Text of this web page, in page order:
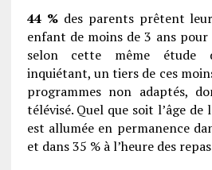
44 %des parents prêtent
enfant de moins de 3 ans pour
selon cette même étude
inquiétant, un tiers de ces
programmes non adaptés,
télévisé. Quel que soit l’âge
est allumée en permanence
et dans 35 % à l’heure des